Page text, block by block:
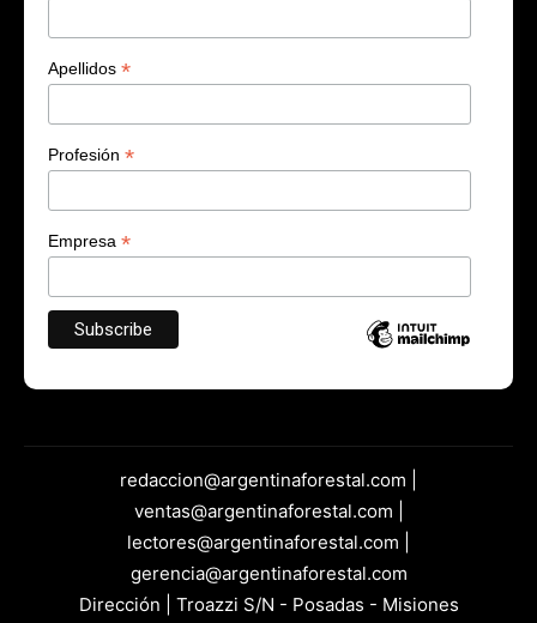
Apellidos *
Profesión *
Empresa *
redaccion@argentinaforestal.com |
ventas@argentinaforestal.com |
lectores@argentinaforestal.com |
gerencia@argentinaforestal.com
Dirección | Troazzi S/N - Posadas - Misiones